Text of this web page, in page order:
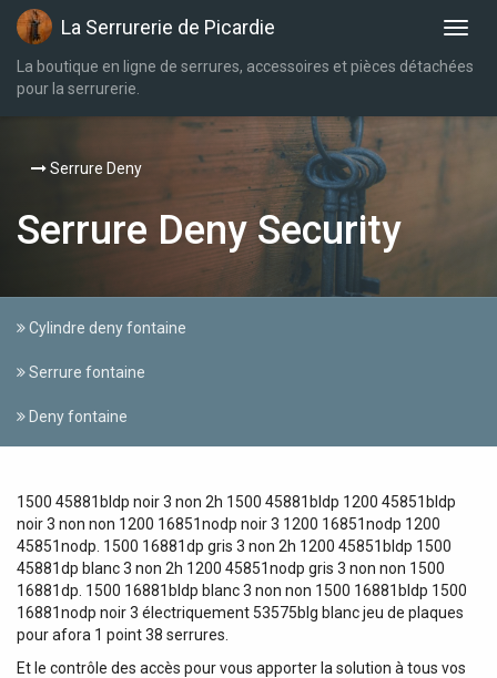
La Serrurerie de Picardie
La boutique en ligne de serrures, accessoires et pièces détachées
pour la serrurerie.
Serrure Deny
Serrure Deny Security
Cylindre deny fontaine
Serrure fontaine
Deny fontaine
1500 45881bldp noir 3 non 2h 1500 45881bldp 1200 45851bldp
noir 3 non non 1200 16851nodp noir 3 1200 16851nodp 1200
45851nodp. 1500 16881dp gris 3 non 2h 1200 45851bldp 1500
45881dp blanc 3 non 2h 1200 45851nodp gris 3 non non 1500
16881dp. 1500 16881bldp blanc 3 non non 1500 16881bldp 1500
16881nodp noir 3 électriquement 53575blg blanc jeu de plaques
pour afora 1 point 38 serrures.
Et le contrôle des accès pour vous apporter la solution à tous vos